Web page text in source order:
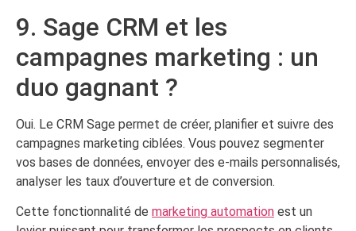
9. Sage CRM et les
campagnes marketing : un
duo gagnant ?
Oui. Le CRM Sage permet de créer, planifier et suivre des
campagnes marketing ciblées. Vous pouvez segmenter
vos bases de données, envoyer des e-mails personnalisés,
analyser les taux d’ouverture et de conversion.
Cette fonctionnalité de marketing automation est un